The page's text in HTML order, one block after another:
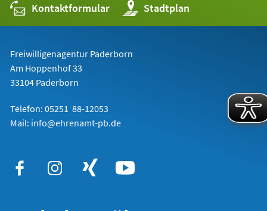
Kontaktformular Stadtplan
(Öffnet
in
einem
Tab)
Freiwilligenagentur Paderborn
Am Hoppenhof 33
33104 Paderborn
Telefon: 05251 88-12053
Mail: info@ehrenamt-pb.de